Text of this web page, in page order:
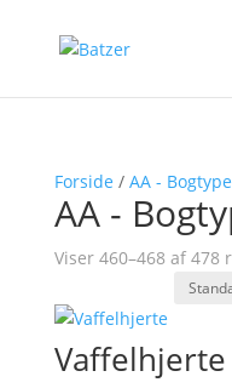
Forside / AA - Bogtype
AA -
Viser 460–468 af 478
Vaffelhjerte